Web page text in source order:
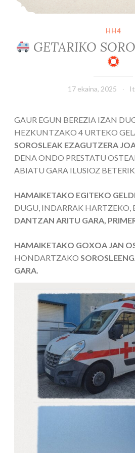
HH4
GETARIKO
17 ekaina, 2025
GAUR EGUN BEREZIA IZAN
HEZKUNTZAKO 4 URTEKO
SOROSLEAK EZAGUTZERA
DENA ONDO PRESTATU
ABIATU GARA ILUSIOZ BETERIK.
HAMAIKETAKO EGITEKO
DUGU, INDARRAK HARTZEKO,
DANTZAN ARITU GARA,
HAMAIKETAKO GOXOA JAN
HONDARTZAKO
GARA.